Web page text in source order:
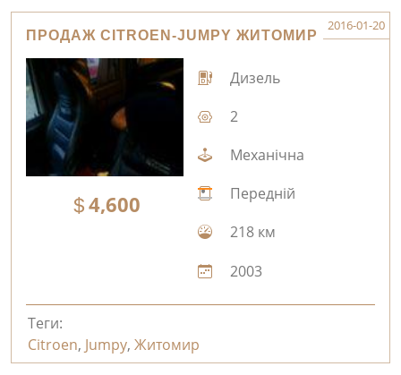
ПРОДАЖ CITROEN-JUMPY ЖИТОМИР
2016-01-20
4,600
Дизель
2
Механічна
Передній
218 км
2003
Теги:
Citroen, Jumpy, Житомир